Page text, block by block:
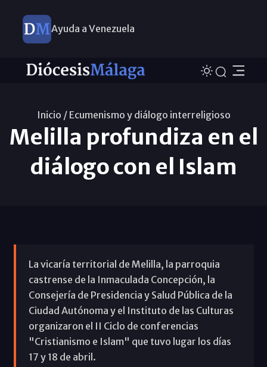
Ayuda a Venezuela
Inicio / Ecumenismo y diálogo interreligioso
Melilla profundiza en el
diálogo con el Islam
La vicaría territorial de Melilla, la parroquia
castrense de la Inmaculada Concepción, la
Consejería de Presidencia y Salud Pública de la
Ciudad Autónoma y el Instituto de las Culturas
organizaron el II Ciclo de conferencias
"Cristianismo e Islam" que tuvo lugar los días
17 y 18 de abril.